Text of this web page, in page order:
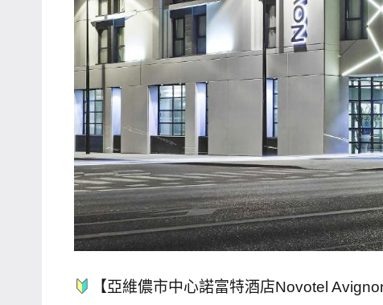
【亞維儂市中心諾富特酒店Novotel